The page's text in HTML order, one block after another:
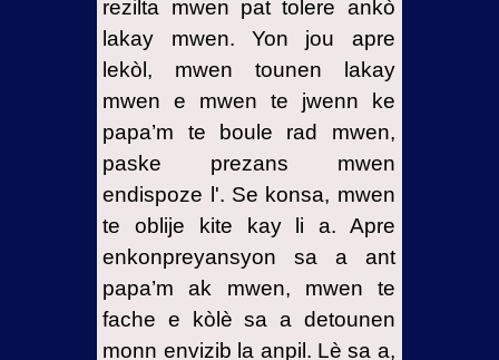
rezilta mwen pat tolere ankò
lakay mwen. Yon jou apre
lekòl, mwen tounen lakay
mwen e mwen te jwenn ke
papa’m te boule rad mwen,
paske prezans mwen
endispoze l'. Se konsa, mwen
te oblije kite kay li a. Apre
enkonpreyansyon sa a ant
papa’m ak mwen, mwen te
fache e kòlè sa a detounen
monn envizib la anpil. Lè sa a,